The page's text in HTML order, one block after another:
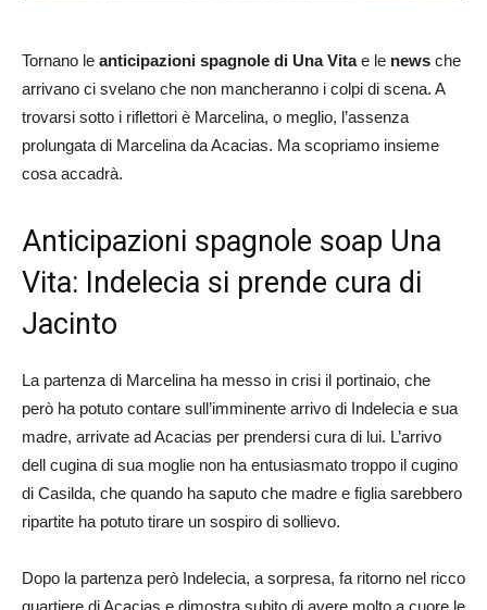
Tornano le anticipazioni spagnole di Una Vitae le news che
arrivano ci svelano che non mancheranno i colpi di scena. A
trovarsi sotto i riflettori è Marcelina, o meglio, l’assenza
prolungata di Marcelina da Acacias. Ma scopriamo insieme
cosa accadrà.
Anticipazioni spagnole soap Una
Vita: Indelecia si prende cura di
Jacinto
La partenza di Marcelina ha messo in crisi il portinaio, che
però ha potuto contare sull’imminente arrivo di Indelecia e sua
madre, arrivate ad Acacias per prendersi cura di lui. L’arrivo
dell cugina di sua moglie non ha entusiasmato troppo il cugino
di Casilda, che quando ha saputo che madre e figlia sarebbero
ripartite ha potuto tirare un sospiro di sollievo.
Dopo la partenza però Indelecia, a sorpresa, fa ritorno nel ricco
quartiere di Acacias e dimostra subito di avere molto a cuore le